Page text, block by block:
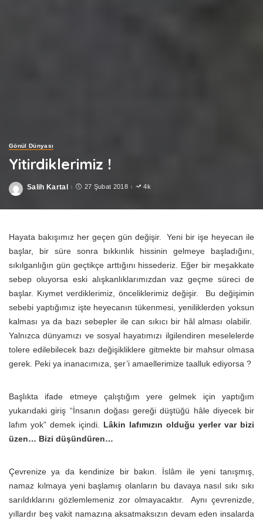
Gönül Dünyası
Yitirdiklerimiz !
Posted
Salih Kartal 27 Şubat 2018 4k
Hayata bakışımız her geçen gün değişir. Yeni bir işe heyecan ile
başlar, bir süre sonra bıkkınlık hissinin gelmeye başladığını,
sıkılganlığın gün geçtikçe arttığını hissederiz. Eğer bir meşakkate
sebep oluyorsa eski alışkanlıklarımızdan vaz geçme süreci de
başlar. Kıymet verdiklerimiz, önceliklerimiz değişir. Bu değişimin
sebebi yaptığımız işte heyecanın tükenmesi, yeniliklerden yoksun
kalması ya da bazı sebepler ile can sıkıcı bir hâl alması olabilir.
Yalnızca dünyamızı ve sosyal hayatımızı ilgilendiren meselelerde
tolere edilebilecek bazı değişikliklere gitmekte bir mahsur olmasa
gerek. Peki ya inanacımıza, şer’i amaellerimize taalluk ediyorsa ?
Başlıkta ifade etmeye çalıştığım yere gelmek için yaptığım
yukarıdaki giriş “İnsanın doğası gereği düştüğü hâle diyecek bir
lafım yok” demek içindi. Lâkin lafımızın olduğu yerler var bizi
üzen… Bizi düşündüren…
Çevrenize ya da kendinize bir bakın. İslâm ile yeni tanışmış,
namaz kılmaya yeni başlamış olanların bu davaya nasıl sıkı sıkı
sarıldıklarını gözlemlemeniz zor olmayacaktır. Aynı çevrenizde,
yıllardır beş vakit namazına aksatmaksızın devam eden insalarda